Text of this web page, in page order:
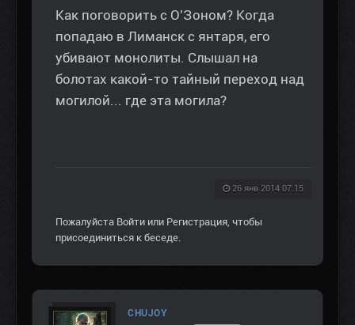
Как поговорить с О'Зоном? Когда
попадаю в Лиманск с янтаря, его
убивают монолиты. Слышал на
болотах какой-то тайный переход над
могилой... где эта могила?
26 янв 2014 07:15
Пожалуйста Войти или Регистрация, чтобы
присоединиться к беседе.
CHUJOY